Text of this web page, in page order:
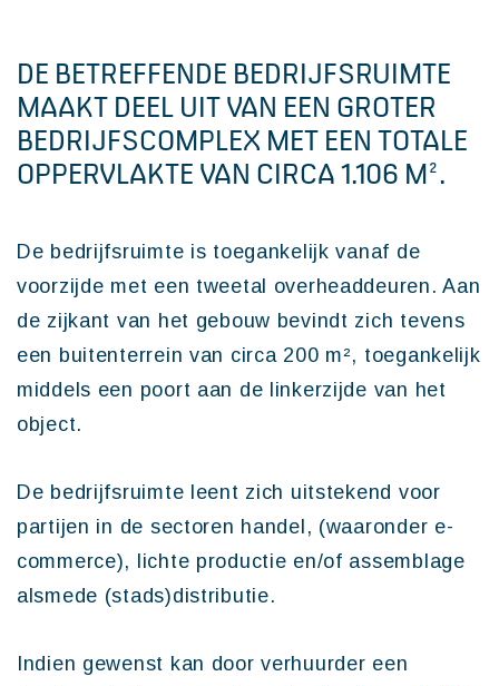
DE BETREFFENDE BEDRIJFSRUIMTE
MAAKT DEEL UIT VAN EEN GROTER
BEDRIJFSCOMPLEX MET EEN TOTALE
OPPERVLAKTE VAN CIRCA 1.106 M².
De bedrijfsruimte is toegankelijk vanaf de
voorzijde met een tweetal overheaddeuren. Aan
de zijkant van het gebouw bevindt zich tevens
een buitenterrein van circa 200 m², toegankelijk
middels een poort aan de linkerzijde van het
object.
De bedrijfsruimte leent zich uitstekend voor
partijen in de sectoren handel, (waaronder e-
commerce), lichte productie en/of assemblage
alsmede (stads)distributie.
Indien gewenst kan door verhuurder een